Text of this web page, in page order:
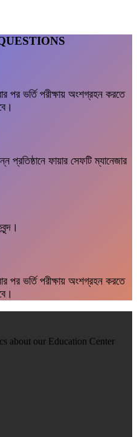
পর ভর্তি পরীক্ষায় অংশগ্রহন করতে
প্রতিষ্ঠানে ফায়ার সেফটি ম্যানেজার
পর ভর্তি পরীক্ষায় অংশগ্রহন করতে
about our Education Center